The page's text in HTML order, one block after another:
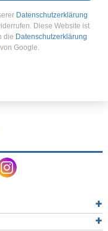
Datenschutzerklärung
Diese Website ist
die Datenschutzerklärung
von Google.